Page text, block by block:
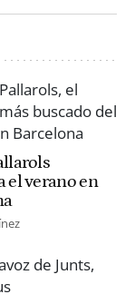
el verano en